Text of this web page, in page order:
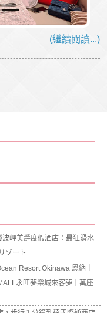
(繼續閱讀...)
波岬美爵度假酒店：最狂滑水
ゾート
Resort Okinawa 恩納｜
永旺夢樂城來客夢｜萬座